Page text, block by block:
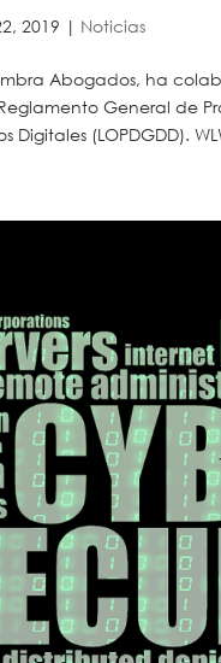
2019 | Noticias
Abogados, ha
General de
(LOPDGDD).